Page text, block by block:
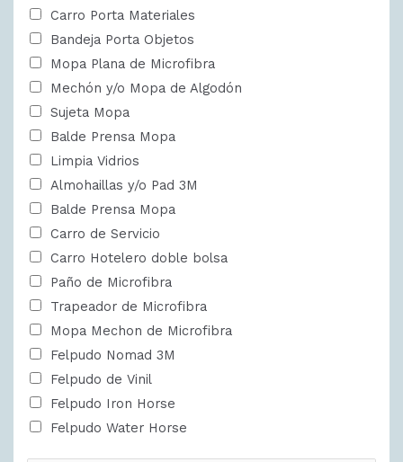
Carro Porta Materiales
Bandeja Porta Objetos
Mopa Plana de Microfibra
Mechón y/o Mopa de Algodón
Sujeta Mopa
Balde Prensa Mopa
Limpia Vidrios
Almohaillas y/o Pad 3M
Balde Prensa Mopa
Carro de Servicio
Carro Hotelero doble bolsa
Paño de Microfibra
Trapeador de Microfibra
Mopa Mechon de Microfibra
Felpudo Nomad 3M
Felpudo de Vinil
Felpudo Iron Horse
Felpudo Water Horse